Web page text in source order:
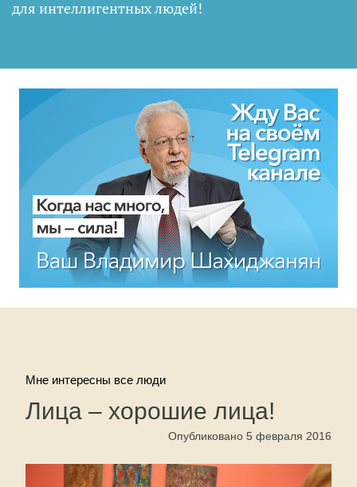
для интеллигентных людей!
Мне интересны все люди
Лица – хорошие лица!
Опубликовано 5 февраля 2016